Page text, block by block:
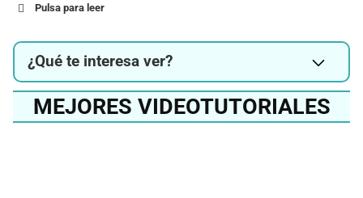
Pulsa para leer
¿Qué te interesa ver?
MEJORES VIDEOTUTORIALES